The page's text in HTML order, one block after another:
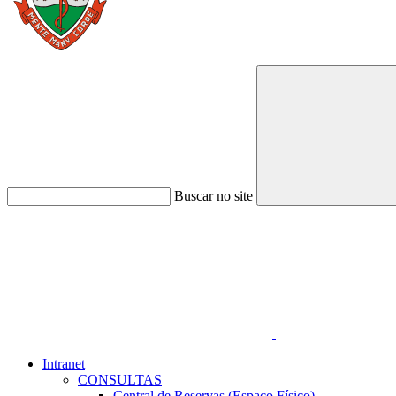
Buscar no site
Intranet
CONSULTAS